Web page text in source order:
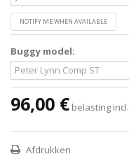
NOTIFY ME WHEN AVAILABLE
Buggy model:
96,00 € belasting incl.
Afdrukken